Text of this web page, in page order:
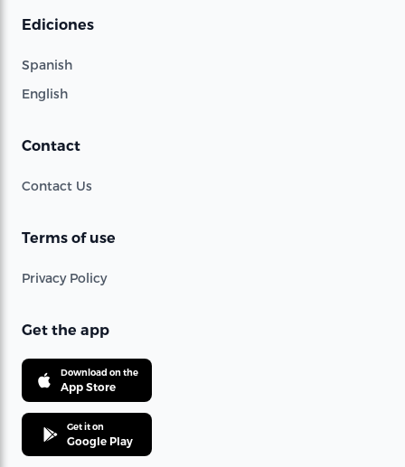
Ediciones
Spanish
English
Contact
Contact Us
Terms of use
Privacy Policy
Get the app
Download on the
App Store
Get it on
Google Play